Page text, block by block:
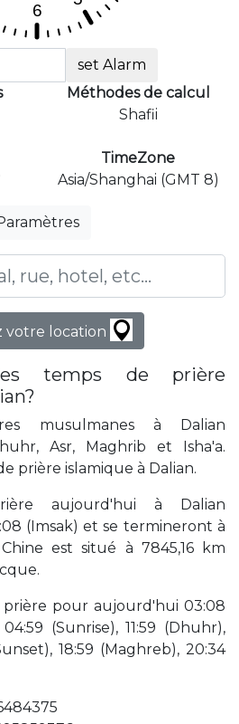
set Alarm
Méthodes de calcul
Shafii
TimeZone
Asia/Shanghai (GMT 8)
votre location
temps de prière
musulmanes à Dalian
Asr, Maghrib et Isha'a.
prière islamique à Dalian.
aujourd'hui à Dalian
(Imsak) et se termineront à
est situé à 7845,16 km
prière pour aujourd'hui 03:08
(Sunrise), 11:59 (Dhuhr),
18:59 (Maghreb), 20:34